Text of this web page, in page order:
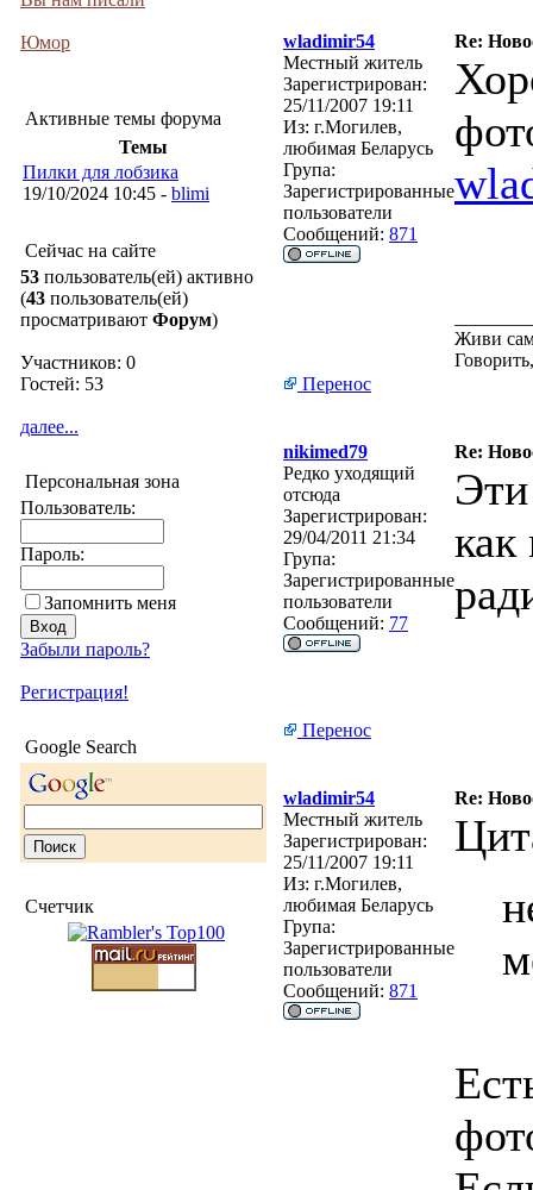
Юмор
Активные темы форума
Темы
Пилки для лобзика
19/10/2024 10:45 - blimi
Сейчас на сайте
53 пользователь(ей) активно
(43 пользователь(ей)
просматривают Форум)
Участников: 0
Гостей: 53
далее...
Персональная зона
Пользователь:
Пароль:
Запомнить меня
Забыли пароль?
Регистрация!
Google Search
Счетчик
wladimir54
Re:
Местный житель
Зарегистрирован:
25/11/2007 19:11
Из: г.Могилев,
любимая Беларусь
Група:
Зарегистрированные
пользователи
Сообщений: 871
Живи
Перенос
nikimed79
Re:
Редко уходящий
отсюда
Зарегистрирован:
29/04/2011 21:34
Група:
Зарегистрированные
пользователи
Сообщений: 77
как
Перенос
wladimir54
Re:
Местный житель
Зарегистрирован:
25/11/2007 19:11
Из: г.Могилев,
любимая Беларусь
Група:
Зарегистрированные
пользователи
Сообщений: 871